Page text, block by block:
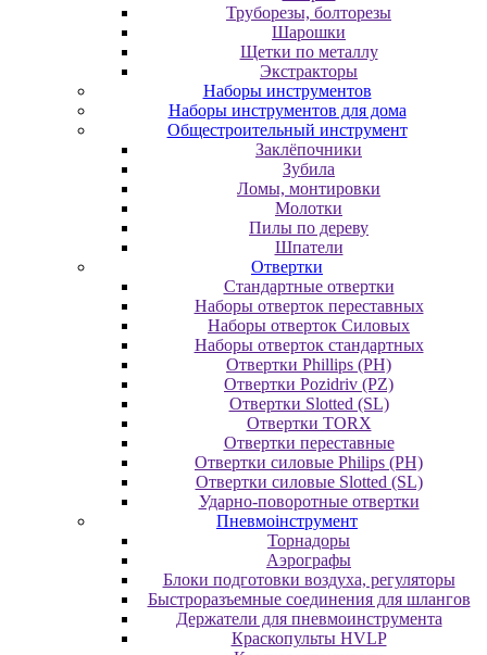
Труборезы, болторезы
Шарошки
Щетки по металлу
Экcтpaктopы
Наборы инструментов
Наборы инструментов для дома
Общестроительный инструмент
Заклёпочники
Зубила
Ломы, монтировки
Молотки
Пилы по дереву
Шпатели
Отвертки
Cтандартные отвертки
Наборы отверток переставных
Наборы отверток Силовых
Наборы отверток стандартных
Отвертки Phillips (PH)
Отвертки Pozidriv (PZ)
Отвертки Slotted (SL)
Отвертки TORX
Отвертки переставные
Отвертки силовые Philips (PH)
Отвертки силовые Slotted (SL)
Ударно-поворотные отвертки
Пневмоінструмент
Topнaдopы
Аэрографы
Блоки подготовки воздуха, регуляторы
Быстроразъемные соединения для шлангов
Держатели для пневмоинструмента
Краскопульты HVLP